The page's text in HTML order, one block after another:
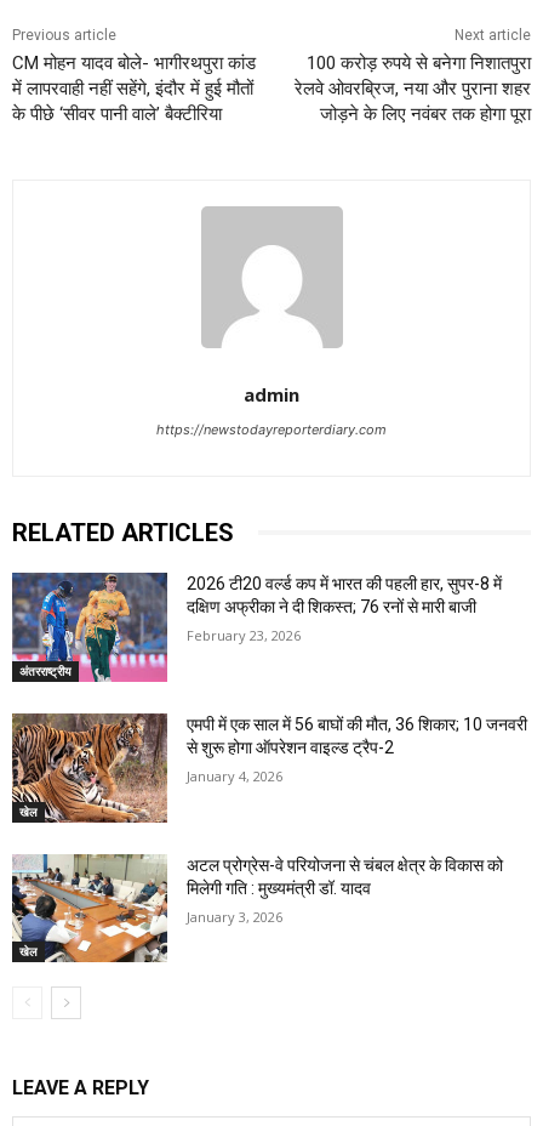
Previous article
CM मोहन यादव बोले- भागीरथपुरा कांड
में लापरवाही नहीं सहेंगे, इंदौर में हुई मौतों
के पीछे ‘सीवर पानी वाले’ बैक्टीरिया
Next article
100 करोड़ रुपये से बनेगा निशातपुरा
रेलवे ओवरब्रिज, नया और पुराना शहर
जोड़ने के लिए नवंबर तक होगा पूरा
admin
https://newstodayreporterdiary.com
RELATED ARTICLES
अंतरराष्ट्रीय
2026 टी20 वर्ल्ड कप में भारत की पहली हार, सुपर-8 में
दक्षिण अफ्रीका ने दी शिकस्त; 76 रनों से मारी बाजी
February 23, 2026
खेल
एमपी में एक साल में 56 बाघों की मौत, 36 शिकार; 10 जनवरी
से शुरू होगा ऑपरेशन वाइल्ड ट्रैप-2
January 4, 2026
खेल
अटल प्रोग्रेस-वे परियोजना से चंबल क्षेत्र के विकास को
मिलेगी गति : मुख्यमंत्री डॉ. यादव
January 3, 2026
LEAVE A REPLY